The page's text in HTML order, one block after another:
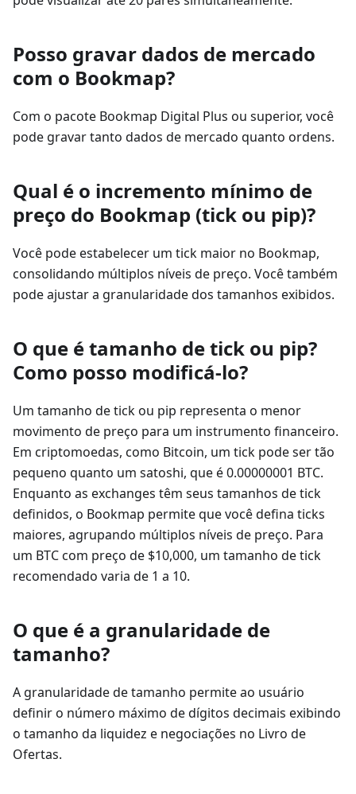
Posso gravar dados de mercado
com o Bookmap?
Com o pacote Bookmap Digital Plus ou superior, você
pode gravar tanto dados de mercado quanto ordens.
Qual é o incremento mínimo de
preço do Bookmap (tick ou pip)?
Você pode estabelecer um tick maior no Bookmap,
consolidando múltiplos níveis de preço. Você também
pode ajustar a granularidade dos tamanhos exibidos.
O que é tamanho de tick ou pip?
Como posso modificá-lo?
Um tamanho de tick ou pip representa o menor
movimento de preço para um instrumento financeiro.
Em criptomoedas, como Bitcoin, um tick pode ser tão
pequeno quanto um satoshi, que é 0.00000001 BTC.
Enquanto as exchanges têm seus tamanhos de tick
definidos, o Bookmap permite que você defina ticks
maiores, agrupando múltiplos níveis de preço. Para
um BTC com preço de $10,000, um tamanho de tick
recomendado varia de 1 a 10.
O que é a granularidade de
tamanho?
A granularidade de tamanho permite ao usuário
definir o número máximo de dígitos decimais exibindo
o tamanho da liquidez e negociações no Livro de
Ofertas.